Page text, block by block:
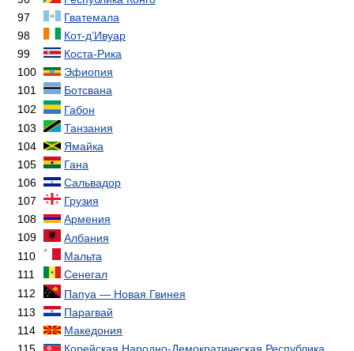
97
Гватемала
98
Кот-д’Ивуар
99
Коста-Рика
100
Эфиопия
101
Ботсвана
102
Габон
103
Танзания
104
Ямайка
105
Гана
106
Сальвадор
107
Грузия
108
Армения
109
Албания
110
Мальта
111
Сенегал
112
Папуа — Новая Гвинея
113
Парагвай
114
Македония
115
Корейская Народно-Демократическая Республика